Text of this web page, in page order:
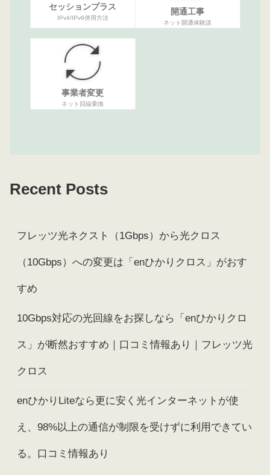
セッションプラス
IPv4/IPv6併用方法
開通工事
ネット開通体験談
事業者変更
ネット回線乗換
Recent Posts
フレッツ光ネクスト（1Gbps）から光クロス
（10Gbps）への変更は「enひかりクロス」がおす
すめ
10Gbps対応の光回線をお探しなら「enひかりクロ
ス」が断然おすすめ｜口コミ情報あり｜フレッツ光
クロス
enひかりLiteなら更に安く光インターネットが使
え、98%以上の通信が制限を受けずに利用できてい
る。口コミ情報あり